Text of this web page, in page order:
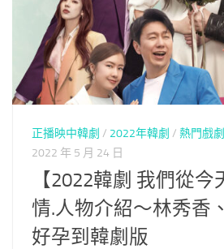
正播映中韓劇 / 2022年韓劇 / 熱門戲
2022 年 5 月 24 日
【2022韓劇 我們從今
情.人物介紹～林秀香
好孕到韓劇版